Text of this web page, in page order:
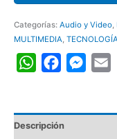
Categorías: Audio y Video,
MULTIMEDIA,
WhatsAppFacebook
Descripción